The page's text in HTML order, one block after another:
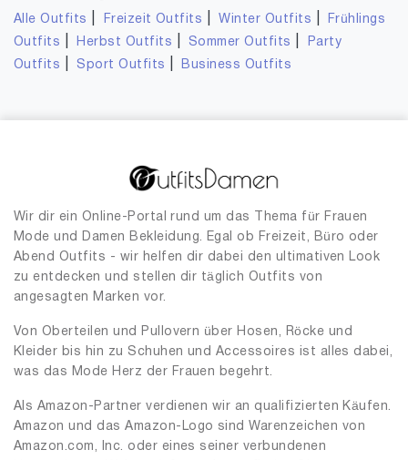
Alle Outfits Freizeit Outfits |Winter Outfits
Frühlings
Outfits
Herbst Outfits Sommer Outfits
Party
Outfits
Sport Outfits Business Outfits
Wir dir ein Online-Portal rund um das Thema für Frauen
Mode und Damen Bekleidung. Egal ob Freizeit, Büro oder
Abend Outfits - wir helfen dir dabei den ultimativen Look
zu entdecken und stellen dir täglich Outfits von
angesagten Marken vor.
Von Oberteilen und Pullovern über Hosen, Röcke und
Kleider bis hin zu Schuhen und Accessoires ist alles dabei,
was das Mode Herz der Frauen begehrt.
Als Amazon-Partner verdienen wir an qualifizierten Käufen.
Amazon und das Amazon-Logo sind Warenzeichen von
Amazon.com, Inc. oder eines seiner verbundenen